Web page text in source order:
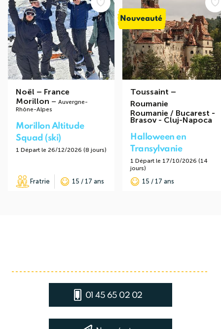
Noël – France
Morillon – Auvergne-
Rhône-Alpes
Morillon Altitude
Squad (ski)
1 Départ le 26/12/2026 (8 jours)
Fratrie 15 / 17 ans
Nouveauté
Toussaint –
Roumanie
Roumanie / Bucarest -
Brasov - Cluj-Napoca
Halloween en
Transylvanie
1 Départ le 17/10/2026 (14
jours)
15 / 17 ans
01 45 65 02 02